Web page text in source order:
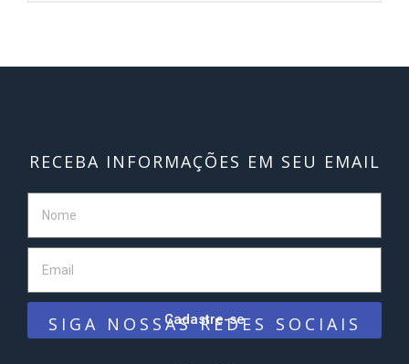
RECEBA INFORMAÇÕES EM SEU EMAIL
Cadastre-se
SIGA NOSSAS REDES SOCIAIS